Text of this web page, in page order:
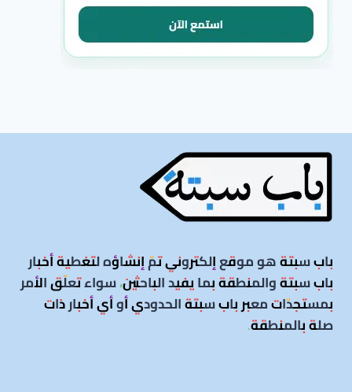
باب سبتة هو موقع إلكتروني تمّ إنشاؤه لتغطية أخبار
باب سبتة والمنطقة بما يفيد الباحثين، سواء تعلّق الأمر
بمستجدّات معبر باب سبتة الحدودي أو أي أخبار ذات
صلة بالمنطقة.